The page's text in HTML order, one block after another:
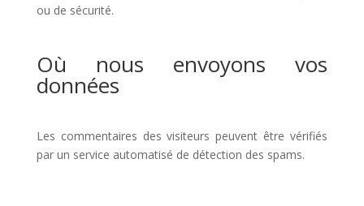
ou de sécurité.
Où nous envoyons vos
données
Les commentaires des visiteurs peuvent être vérifiés
par un service automatisé de détection des spams.